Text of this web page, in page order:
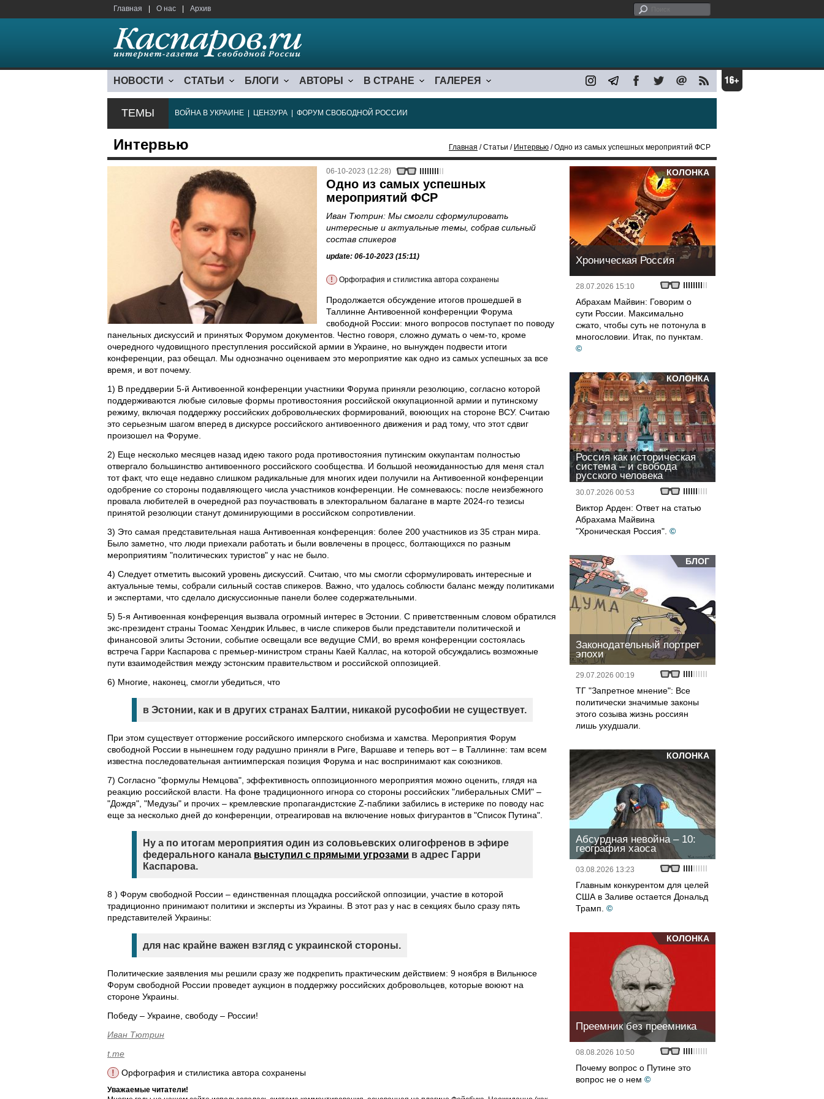
Главная О нас Архив
НОВОСТИ СТАТЬИ БЛОГИ АВТОРЫ В СТРАНЕ ГАЛЕРЕЯ
ТЕМЫ ВОЙНА В УКРАИНЕ ЦЕНЗУРА ФОРУМ СВОБОДНОЙ РОССИИ
Интервью Главная / Статьи / Интервью / Одно из самых успешных мероприятий ФСР
06-10-2023 (12:28)
Одно из самых успешных
мероприятий ФСР
Иван Тютрин: Мы смогли сформулировать
интересные и актуальные темы, собрав сильный
состав спикеров
update: 06-10-2023 (15:11)
! Орфография и стилистика автора сохранены
Продолжается обсуждение итогов прошедшей в
Таллинне Антивоенной конференции Форума
свободной России: много вопросов поступает по поводу
панельных дискуссий и принятых Форумом документов. Честно говоря, сложно думать о чем-то, кроме
очередного чудовищного преступления российской армии в Украине, но вынужден подвести итоги
конференции, раз обещал. Мы однозначно оцениваем это мероприятие как одно из самых успешных за все
время, и вот почему.
1) В преддверии 5-й Антивоенной конференции участники Форума приняли резолюцию, согласно которой
поддерживаются любые силовые формы противостояния российской оккупационной армии и путинскому
режиму, включая поддержку российских добровольческих формирований, воюющих на стороне ВСУ. Считаю
это серьезным шагом вперед в дискурсе российского антивоенного движения и рад тому, что этот сдвиг
произошел на Форуме.
2) Еще несколько месяцев назад идею такого рода противостояния путинским оккупантам полностью
отвергало большинство антивоенного российского сообщества. И большой неожиданностью для меня стал
тот факт, что еще недавно слишком радикальные для многих идеи получили на Антивоенной конференции
одобрение со стороны подавляющего числа участников конференции. Не сомневаюсь: после неизбежного
провала любителей в очередной раз поучаствовать в электоральном балагане в марте 2024-го тезисы
принятой резолюции станут доминирующими в российском сопротивлении.
3) Это самая представительная наша Антивоенная конференция: более 200 участников из 35 стран мира.
Было заметно, что люди приехали работать и были вовлечены в процесс, болтающихся по разным
мероприятиям "политических туристов" у нас не было.
4) Следует отметить высокий уровень дискуссий. Считаю, что мы смогли сформулировать интересные и
актуальные темы, собрали сильный состав спикеров. Важно, что удалось соблюсти баланс между политиками
и экспертами, что сделало дискуссионные панели более содержательными.
5) 5-я Антивоенная конференция вызвала огромный интерес в Эстонии. С приветственным словом обратился
экс-президент страны Тоомас Хендрик Ильвес, в числе спикеров были представители политической и
финансовой элиты Эстонии, событие освещали все ведущие СМИ, во время конференции состоялась
встреча Гарри Каспарова с премьер-министром страны Каей Каллас, на которой обсуждались возможные
пути взаимодействия между эстонским правительством и российской оппозицией.
6) Многие, наконец, смогли убедиться, что
в Эстонии, как и в других странах Балтии, никакой русофобии не существует.
При этом существует отторжение российского имперского снобизма и хамства. Мероприятия Форум
свободной России в нынешнем году радушно приняли в Риге, Варшаве и теперь вот – в Таллинне: там всем
известна последовательная антиимперская позиция Форума и нас воспринимают как союзников.
7) Согласно "формулы Немцова", эффективность оппозиционного мероприятия можно оценить, глядя на
реакцию российской власти. На фоне традиционного игнора со стороны российских "либеральных СМИ" –
"Дождя", "Медузы" и прочих – кремлевские пропагандистские Z-паблики забились в истерике по поводу нас
еще за несколько дней до конференции, отреагировав на включение новых фигурантов в "Список Путина".
Ну а по итогам мероприятия один из соловьевских олигофренов в эфире
федерального канала выступил с прямыми угрозами в адрес Гарри
Каспарова.
8 ) Форум свободной России – единственная площадка российской оппозиции, участие в которой
традиционно принимают политики и эксперты из Украины. В этот раз у нас в секциях было сразу пять
представителей Украины:
для нас крайне важен взгляд с украинской стороны.
Политические заявления мы решили сразу же подкрепить практическим действием: 9 ноября в Вильнюсе
Форум свободной России проведет аукцион в поддержку российских добровольцев, которые воюют на
стороне Украины.
Победу – Украине, свободу – России!
Иван Тютрин
t.me
!
Орфография и стилистика автора сохранены
Уважаемые читатели!
КОЛОНКА
Хроническая Россия
28.07.2026 15:10
Абрахам Майвин: Говорим о
сути России. Максимально
сжато, чтобы суть не потонула в
многословии. Итак, по пунктам.
©
КОЛОНКА
Россия как историческая
система – и свобода
русского человека
30.07.2026 00:53
Виктор Арден: Ответ на статью
Абрахама Майвина
"Хроническая Россия". ©
БЛОГ
Законодательный портрет
эпохи
29.07.2026 00:19
ТГ "Запретное мнение": Все
политически значимые законы
этого созыва жизнь россиян
лишь ухудшали.
КОЛОНКА
Абсурдная невойна – 10:
география хаоса
03.08.2026 13:23
Главным конкурентом для целей
США в Заливе остается Дональд
Трамп. ©
КОЛОНКА
Преемник без преемника
08.08.2026 10:50
Почему вопрос о Путине это
вопрос не о нем ©